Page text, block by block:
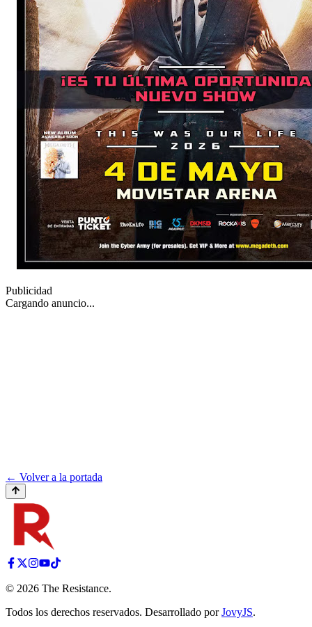
Publicidad
Cargando anuncio...
← Volver a la portada
© 2026 The Resistance.
Todos los derechos reservados. Desarrollado por JovyJS.